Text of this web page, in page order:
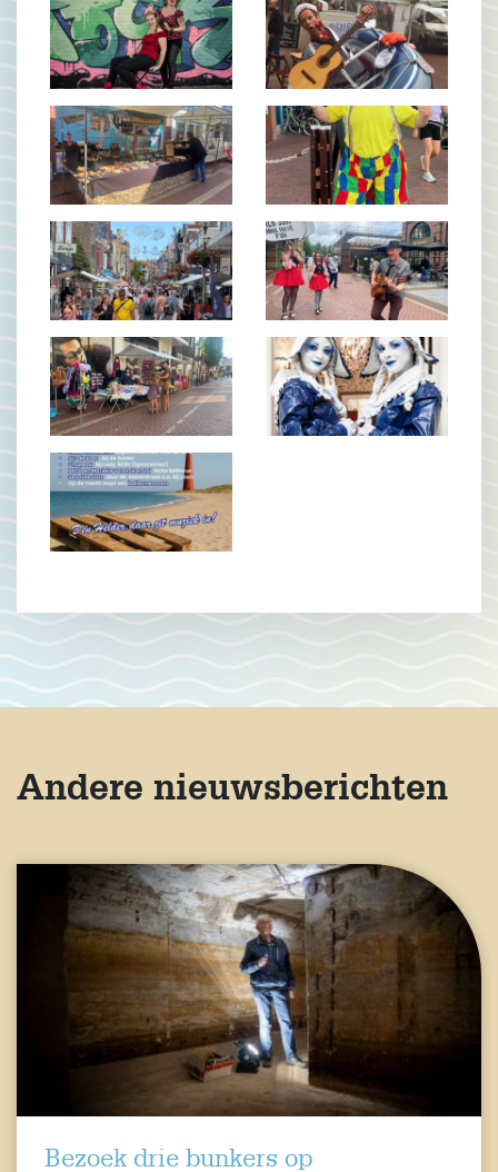
Andere nieuwsberichten
Bezoek drie bunkers op